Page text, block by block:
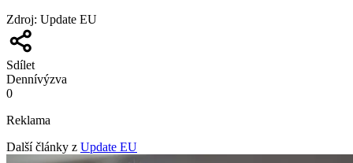
Zdroj: Update EU
Sdílet
Dennívýzva
0
Reklama
Další články z Update EU